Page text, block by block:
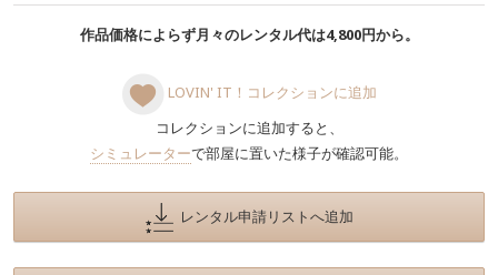
作品価格によらず月々のレンタル代は4,800円から。
LOVIN' IT！コレクションに追加
コレクションに追加すると、
シミュレーターで部屋に置いた様子が確認可能。
レンタル申請リストへ追加